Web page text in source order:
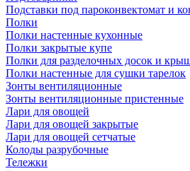
Подставки под пароконвектомат и
Полки
Полки настенные кухонные
Полки закрытые купе
Полки для разделочных досок и
Полки настенные для сушки тарелок
Зонты вентиляционные
Зонты вентиляционные пристенные
Лари для овощей
Лари для овощей закрытые
Лари для овощей сетчатые
Колоды разрубочные
Тележки